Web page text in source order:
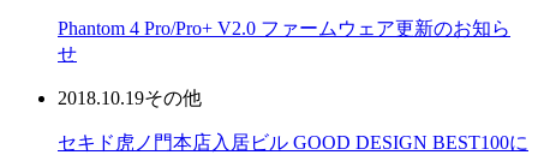
Phantom 4 Pro/Pro+ V2.0 ファームウェア更新のお知ら
せ
2018.10.19その他
セキド虎ノ門本店入居ビル GOOD DESIGN BEST100に